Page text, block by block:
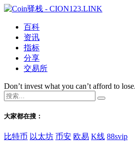
百科
资讯
指标
分享
交易所
Don’t invest what you can’t afford to lose.
大家都在搜：
比特币 以太坊 币安 欧易 K线 88svip